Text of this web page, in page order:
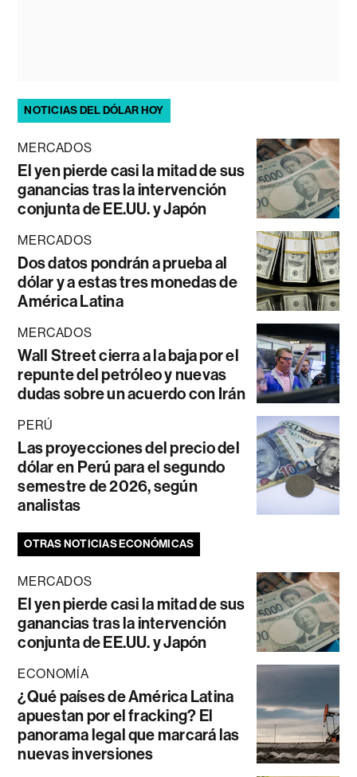
NOTICIAS DEL DÓLAR HOY
MERCADOS
El yen pierde casi la mitad de sus
ganancias tras la intervención
conjunta de EE.UU. y Japón
MERCADOS
Dos datos pondrán a prueba al
dólar y a estas tres monedas de
América Latina
MERCADOS
Wall Street cierra a la baja por el
repunte del petróleo y nuevas
dudas sobre un acuerdo con Irán
PERÚ
Las proyecciones del precio del
dólar en Perú para el segundo
semestre de 2026, según
analistas
OTRAS NOTICIAS ECONÓMICAS
MERCADOS
El yen pierde casi la mitad de sus
ganancias tras la intervención
conjunta de EE.UU. y Japón
ECONOMÍA
¿Qué países de América Latina
apuestan por el fracking? El
panorama legal que marcará las
nuevas inversiones